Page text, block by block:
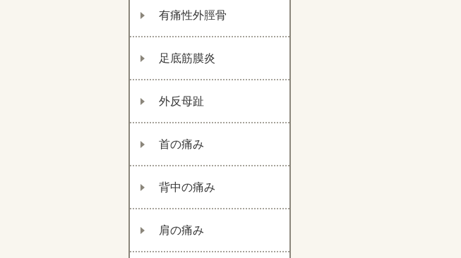
有痛性外脛骨
足底筋膜炎
外反母趾
首の痛み
背中の痛み
肩の痛み